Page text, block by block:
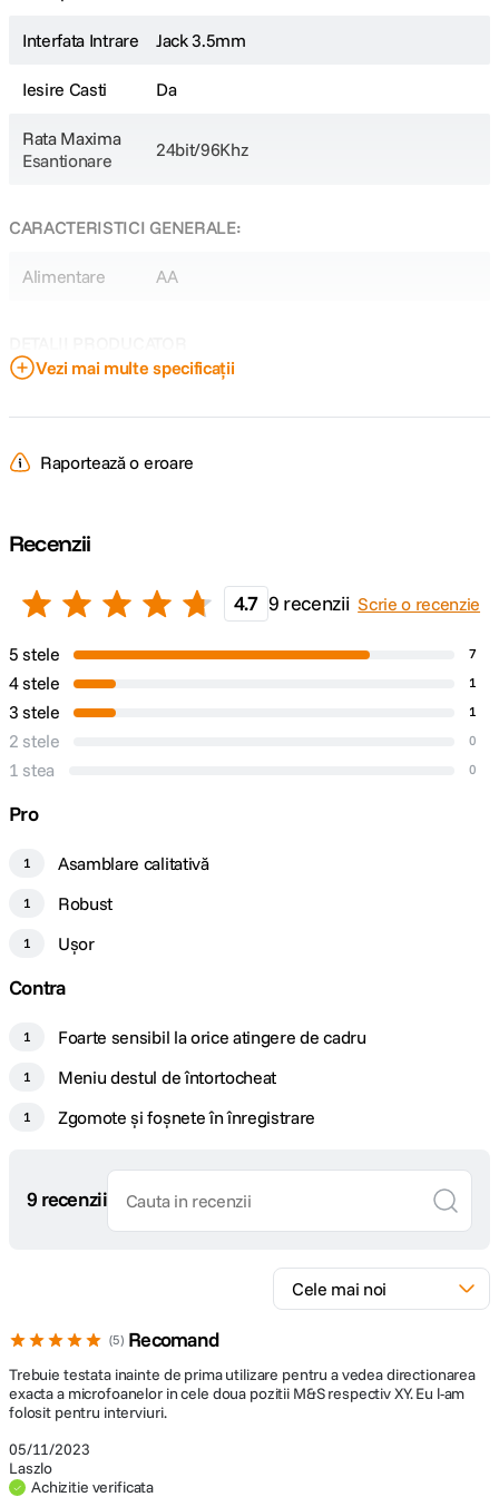
Interfata Intrare Jack 3.5mm
Iesire Casti Da
Rata Maxima
Esantionare
24bit/96Khz
CARACTERISTICI GENERALE:
Alimentare AA
Vezi mai multe specificații
Raportează o eroare
Recenzii
4.7 9 recenzii Scrie o recenzie
5 stele 7
4 stele 1
3 stele 1
2 stele 0
1 stea 0
Pro
1 Asamblare calitativă
1 Robust
1 Ușor
Contra
1 Foarte sensibil la orice atingere de cadru
1 Meniu destul de întortocheat
1 Zgomote și foșnete în înregistrare
9 recenzii
5 Recomand
05/11/2023
Laszlo
Achizitie verificata
Trebuie testata inainte de prima utilizare pentru a vedea directionarea
exacta a microfoanelor in cele doua pozitii M&S respectiv XY. Eu l-am
folosit pentru interviuri.